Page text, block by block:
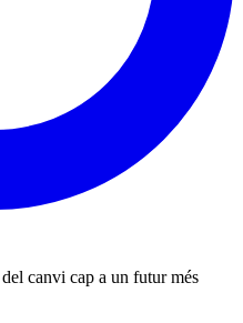
canvi cap a un futur més